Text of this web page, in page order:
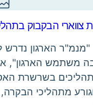
הארגון נדרש
משתמש הארגון",
תהליכים בשרשרת
מתהליכי